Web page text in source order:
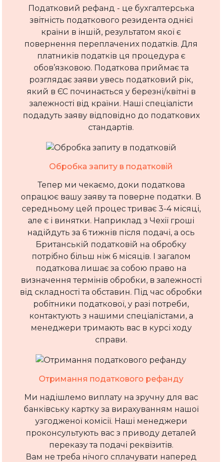
Податковий рефанд - це бухгалтерська
звітність податкового резидента однієї
країни в іншій, результатом якої є
повернення переплачених податків. Для
платників податків ця процедура є
обов’язковою. Податкова приймає та
розглядає заяви увесь податковий рік,
який в ЄС починається у березні/квітні в
залежності від країни. Наші спеціалісти
подадуть заяву відповідно до податкових
стандартів.
Обробка запиту в податковій
Тепер ми чекаємо, доки податкова
опрацює вашу заяву та поверне податки. В
середньому цей процес триває 3-4 місяці,
але є і винятки. Наприклад з Чехії гроші
надійдуть за 6 тижнів після подачі, а ось
Британській податковій на обробку
потрібно більш ніж 6 місяців. І загалом
податкова лишає за собою право на
визначення термінів обробки, в залежності
від складності та обставин. Під час обробки
робітники податкової, у разі потреби,
контактують з нашими спеціалістами, а
менеджери тримають вас в курсі ходу
справи.
Отримання податкового рефанду
Ми надішлемо виплату на зручну для вас
банківську картку за вирахуванням нашої
узгодженої комісії. Наші менеджери
проконсультують вас з приводу деталей
переказу та подачі реквізитів.
Вам не треба нічого сплачувати наперед